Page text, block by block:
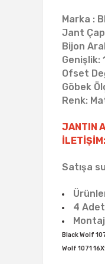
Marka :
Jant
Bijon
Genişlik:
Ofset
Göbek
Renk:
JANTIN
Satışa
4
Black Wolf
Wolf 1071